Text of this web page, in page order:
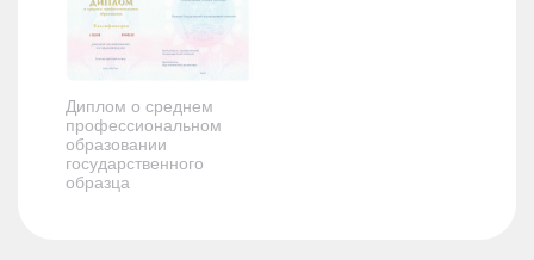
Диплом о среднем
профессиональном
образовании
государственного
образца